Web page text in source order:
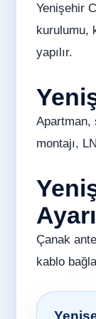
Yenişehir
kurulumu,
yapılır.
Apartman,
montajı,
Ayarı
Çanak
kablo